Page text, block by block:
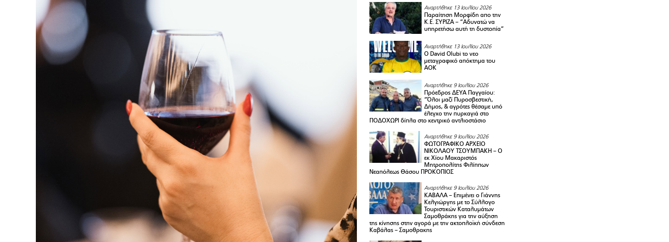
Αναρτήθηκε 13 Ιουλίου 2026
Παραίτηση Μορφίδη απο την
Κ.Ε. ΣΥΡΙΖΑ – “Αδυνατώ να
υπηρετήσω αυτή τη δυστοπία”
Αναρτήθηκε 13 Ιουλίου 2026
Ο David Olubi το νεο
μεταγραφικό απόκτημα του
ΑΟΚ
Αναρτήθηκε 9 Ιουλίου 2026
Πρόεδρος ΔΕΥΑ Παγγαίου:
“Όλοι μαζί Πυροσβεστική,
Δήμος, & αγρότες θέσαμε υπό
έλεγχο την πυρκαγιά στο
ΠΟΔΟΧΩΡΙ δίπλα στο κεντρικό αντλιοστάσιο
Αναρτήθηκε 9 Ιουλίου 2026
ΦΩΤΟΓΡΑΦΙΚΟ ΑΡΧΕΙΟ
ΝΙΚΟΛΑΟΥ ΤΣΟΥΜΠΑΚΗ – Ο
εκ Χίου Μακαριστός
Μητροπολίτης Φιλίππων
Νεαπόλεως Θάσου ΠΡΟΚΟΠΙΟΣ
Αναρτήθηκε 9 Ιουλίου 2026
ΚΑΒΑΛΑ – Επιμένει ο Γιάννης
Κελγιώργης με το Σύλλογο
Τουριστικών Καταλυμάτων
Σαμοθράκης για την αύξηση
της κίνησης στην αγορά με την ακτοπλοϊκή σύνδεση
Καβάλας – Σαμοθρακης